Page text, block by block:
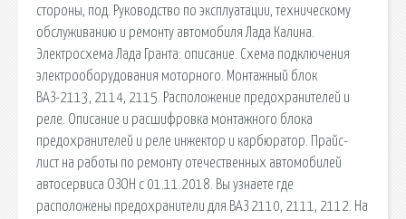
стороны, под. Руководство по эксплуатации, техническому
обслуживанию и ремонту автомобиля Лада Калина.
Электросхема Лада Гранта: описание. Схема подключения
электрооборудования моторного. Монтажный блок
ВАЗ-2113, 2114, 2115. Расположение предохранителей и
реле. Описание и расшифровка монтажного блока
предохранителей и реле инжектор и карбюратор. Прайс-
лист на работы по ремонту отечественных автомобилей
автосервиса ОЗОН с 01.11.2018. Вы узнаете где
расположены предохранители для ВАЗ 2110, 2111, 2112. На